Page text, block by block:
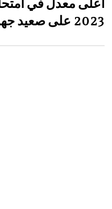
أعلى معدل في
2023 على صعيد جهة كلميم وادنون